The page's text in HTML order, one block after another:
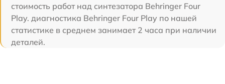
стоимость работ над синтезатора Behringer Four
Play. диагностика Behringer Four Play по нашей
статистике в среднем занимает 2 часа при наличии
деталей.